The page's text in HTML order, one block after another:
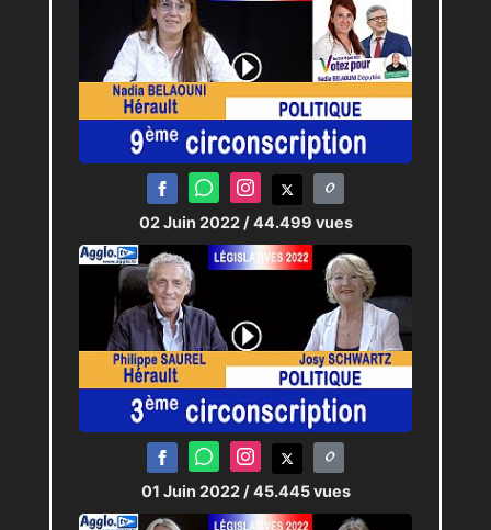
02 Juin 2022 / 44.499 vues
01 Juin 2022 / 45.445 vues